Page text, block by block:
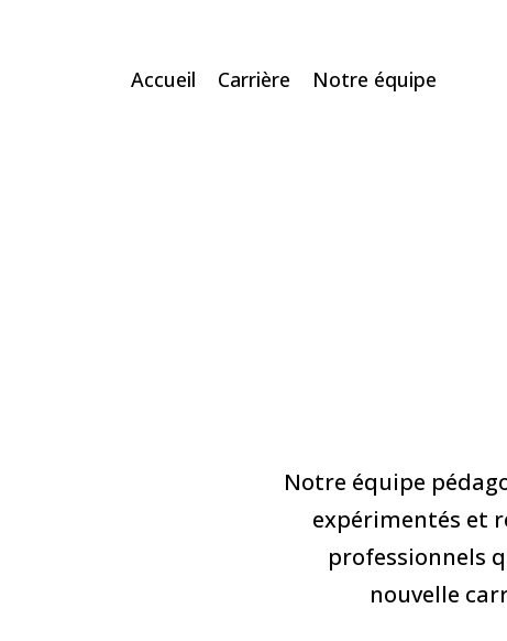
Accueil Carrière Notre équipe
Notre équipe
expérimentés et
professionnels
nouvelle